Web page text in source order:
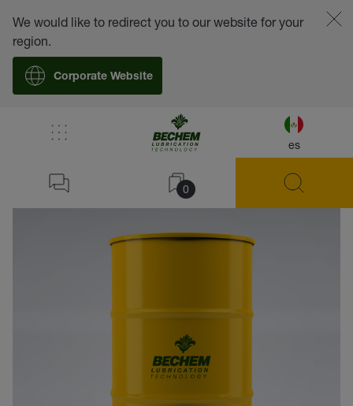
es
0
We would like to redirect you to our website for your
region.
Corporate Website